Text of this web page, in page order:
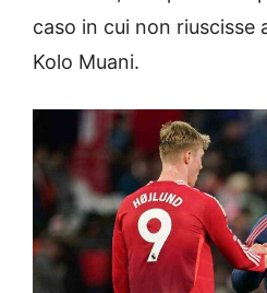
caso in cui non riuscisse
Kolo Muani.